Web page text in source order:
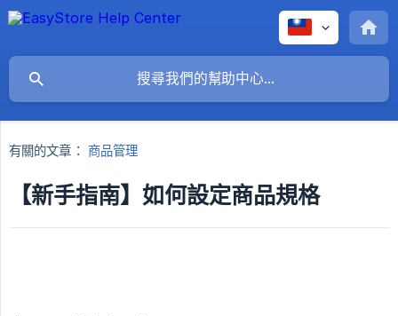
有關的文章： 商品管理
【新手指南】如何設定商品規格